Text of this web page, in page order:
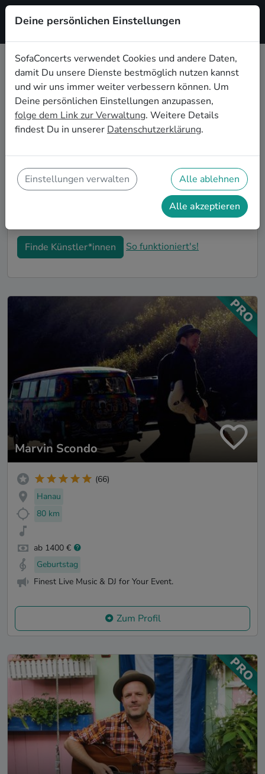
Registrieren
Soul Live-Musik für die
Geburtstagsfeier in Ludwigshafen
am Rhein
Du möchtest Deine diesjährige Geburtstagsfeier in
genau richtig! Hier findest Du Soul Musiker*innen und
Bands für Deine Geburtstagsfeier in Ludwigshafen
am Rhein, die genau zu Deiner Feier und Deinen
Finde Künstler*innen So funktioniert's!
Marvin Scondo
(66)
Hanau
80 km
ab 1400 €
Geburtstag
Finest Live Music & DJ for Your Event.
Zum Profil
Deine persönlichen Einstellungen
SofaConcerts verwendet Cookies und andere Daten,
damit Du unsere Dienste bestmöglich nutzen kannst
und wir uns immer weiter verbessern können. Um
Deine persönlichen Einstellungen anzupassen,
folge dem Link zur Verwaltung. Weitere Details
findest Du in unserer Datenschutzerklärung.
Einstellungen verwalten Alle ablehnen
Alle akzeptieren